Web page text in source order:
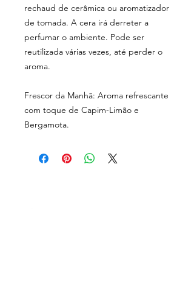
rechaud de cerâmica ou aromatizador
de tomada. A cera irá derreter a
perfumar o ambiente. Pode ser
reutilizada várias vezes, até perder o
aroma.
Frescor da Manhã: Aroma refrescante
com toque de Capim-Limão e
Bergamota.